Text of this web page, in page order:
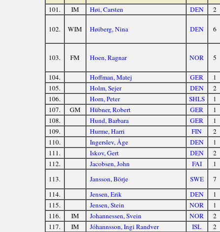
101. IM Høi, Carsten DEN 2
102. WIM Høiberg, Nina DEN 6
103. FM Hoen, Ragnar NOR 5
104. Hoffman, Matej GER
1
105.
Holm, Sejer DEN
2
106.
Horn, Peter SHLS
1
107.
GM Hübner, Robert GER
1
108.
Hund, Barbara GER
1
109.
Hurme, Harri FIN
2
110.
Ingerslev, Åge DEN
1
111.
Iskov, Gert DEN
2
112.
Jacobsen, John FAI
1
113.
Jansson, Börje SWE
7
114.
Jensen, Erik DEN
1
115.
Jensen, Stein NOR
1
116.
IM Johannessen, Svein NOR
2
117.
IM Jóhannsson, Ingi Randver ISL
2